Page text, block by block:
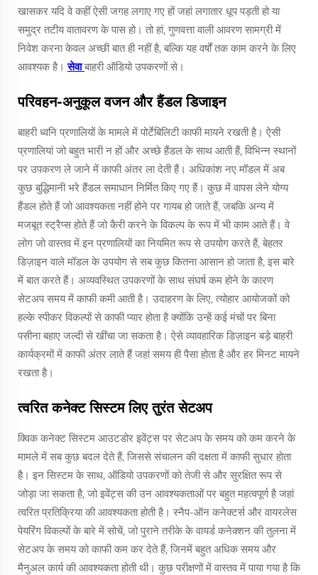
खासकर यदि वे कहीं ऐसी जगह लगाए गए हों जहां लगातार धूप पड़ती हो या
समुद्र तटीय वातावरण के पास हो। तो हां, गुणवत्ता वाली आवरण सामग्री में
निवेश करना केवल अच्छी बात ही नहीं है, बल्कि यह वर्षों तक काम करने के लिए
आवश्यक है।सेवाबाहरी ऑडियो उपकरणों से।
परिवहन-अनुकूल वजन और हैंडल डिजाइन
बाहरी ध्वनि प्रणालियों के मामले में पोर्टेबिलिटी काफी मायने रखती है। ऐसी
प्रणालियां जो बहुत भारी न हों और अच्छे हैंडल के साथ आती हैं, विभिन्न स्थानों
पर उपकरण ले जाने में काफी अंतर ला देती हैं। अधिकांश नए मॉडल में अब
कुछ बुद्धिमानी भरे हैंडल समाधान निर्मित किए गए हैं। कुछ में वापस लेने योग्य
हैंडल होते हैं जो आवश्यकता नहीं होने पर गायब हो जाते हैं, जबकि अन्य में
मजबूत स्ट्रैप्स होते हैं जो कैरी करने के विकल्प के रूप में भी काम आते हैं। वे
लोग जो वास्तव में इन प्रणालियों का नियमित रूप से उपयोग करते हैं, बेहतर
डिज़ाइन वाले मॉडल के उपयोग से सब कुछ कितना आसान हो जाता है, इस बारे
में बात करते हैं। अव्यवस्थित उपकरणों के साथ संघर्ष कम होने के कारण
सेटअप समय में काफी कमी आती है। उदाहरण के लिए, त्योहार आयोजकों को
हल्के स्पीकर विकल्पों से काफी प्यार होता है क्योंकि उन्हें कई मंचों पर बिना
पसीना बहाए जल्दी से खींचा जा सकता है। ऐसे व्यावहारिक डिज़ाइन बड़े बाहरी
कार्यक्रमों में काफी अंतर लाते हैं जहां समय ही पैसा होता है और हर मिनट मायने
रखता है।
त्वरित कनेक्ट सिस्टम लिए तुरंत सेटअप
क्विक कनेक्ट सिस्टम आउटडोर इवेंट्स पर सेटअप के समय को कम करने के
मामले में सब कुछ बदल देते हैं, जिससे संचालन की दक्षता में काफी सुधार होता
है। इन सिस्टम के साथ, ऑडियो उपकरणों को तेजी से और सुरक्षित रूप से
जोड़ा जा सकता है, जो इवेंट्स की उन आवश्यकताओं पर बहुत महत्वपूर्ण है जहां
त्वरित प्रतिक्रिया की आवश्यकता होती है। स्नैप-ऑन कनेक्टर्स और वायरलेस
पेयरिंग विकल्पों के बारे में सोचें, जो पुराने तरीके के वायर्ड कनेक्शन की तुलना में
सेटअप के समय को काफी कम कर देते हैं, जिनमें बहुत अधिक समय और
मैनुअल कार्य की आवश्यकता होती थी। कुछ परीक्षणों में वास्तव में पाया गया है कि